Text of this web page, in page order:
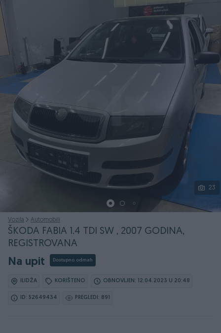
Podijeli
23
Vozila Automobili
ŠKODA FABIA 1.4 TDI SW , 2007 GODINA,
REGISTROVANA
Na upit Dostupno odmah
ILIDŽA KORIŠTENO OBNOVLJEN: 12.04.2023 U 20:48
ID: 52649434 PREGLEDI: 891